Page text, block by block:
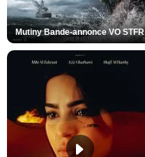
Mutiny Bande-annonce VO STFR